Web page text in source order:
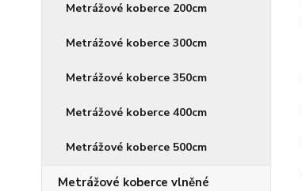
Metrážové koberce 200cm
Metrážové koberce 300cm
Metrážové koberce 350cm
Metrážové koberce 400cm
Metrážové koberce 500cm
Metrážové koberce vlněné